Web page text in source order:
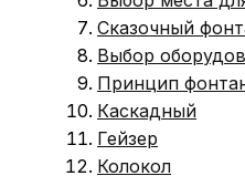
Сказочный
Выбор
Принцип
Каскадный
Гейзер
Колокол